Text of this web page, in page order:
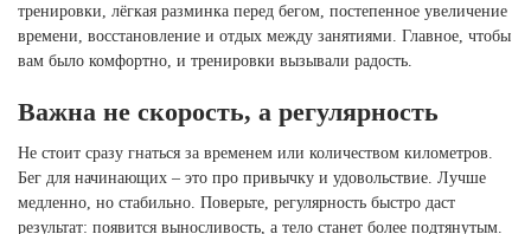
тренировки, лёгкая разминка перед бегом, постепенное увеличение
времени, восстановление и отдых между занятиями. Главное, чтобы
вам было комфортно, и тренировки вызывали радость.
Важна не скорость, а регулярность
Не стоит сразу гнаться за временем или количеством километров.
Бег для начинающих – это про привычку и удовольствие. Лучше
медленно, но стабильно. Поверьте, регулярность быстро даст
результат: появится выносливость, а тело станет более подтянутым.